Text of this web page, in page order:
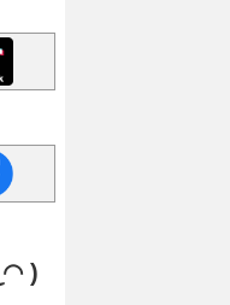
)